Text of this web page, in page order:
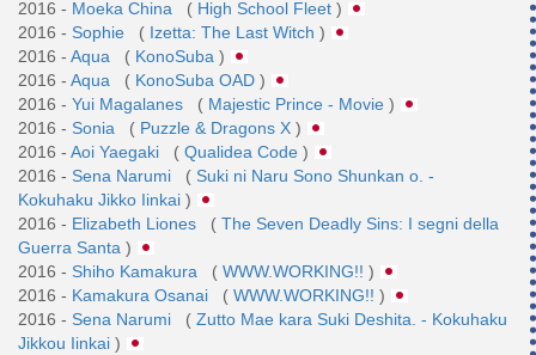
2016 - Moeka China ( High School Fleet )
2016 - Sophie ( Izetta: The Last Witch )
2016 - Aqua ( KonoSuba )
2016 - Aqua ( KonoSuba OAD )
2016 - Yui Magalanes ( Majestic Prince - Movie )
2016 - Sonia ( Puzzle & Dragons X )
2016 - Aoi Yaegaki ( Qualidea Code )
2016 - Sena Narumi ( Suki ni Naru Sono Shunkan o. -
Kokuhaku Jikko Iinkai )
2016 - Elizabeth Liones ( The Seven Deadly Sins: I segni della
Guerra Santa )
2016 - Shiho Kamakura ( WWW.WORKING!! )
2016 - Kamakura Osanai ( WWW.WORKING!! )
2016 - Sena Narumi ( Zutto Mae kara Suki Deshita. - Kokuhaku
Jikkou Iinkai )